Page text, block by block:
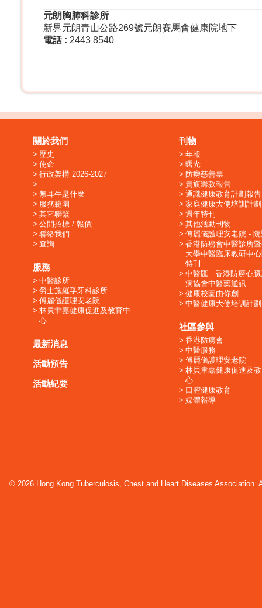
元朗胸肺科診所
新界元朗青山公路269號元朗賽馬會健康院地下
電話 : 2443 8540
關於我們
歷史
使命
行政架構 2026-2027
無耳牛是什麼
服務範圍
其它聯繫
公開招標 / 報價
聯絡我們
查詢
服務
中醫診所
勞士施羅孚牙科診所
傅麗儀護理安老院
林貝聿嘉健康促進及教育中
心
最新消息
活動預告
活動紀要
刊物
年報
曙光
防癆慈善票
賣旗籌款報告
通識健康教育計劃報告
家庭健康大使培訓計劃
週年特刊
其他活動刊物
傅麗儀護理安老院 -
香港防癆會中醫診所
大學中醫臨床教研中
特刊
中醫匯 - 香港防癆心
病協會中醫藥通訊
健康校園由你創
中醫健康大使培训計劃
社區參與
香港防癆會
中醫服務
傅麗儀護理安老院
林貝聿嘉健康促進及
心
口腔健康教育
媒體報導
© 2026 Hong Kong Tuberculosis, Chest and Heart Diseases Association.